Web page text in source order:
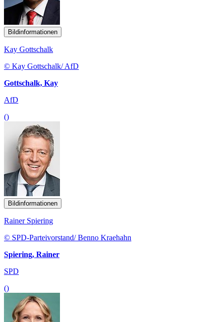
Bildinformationen
Kay Gottschalk
© Kay Gottschalk/ AfD
Gottschalk, Kay
AfD
()
Bildinformationen
Rainer Spiering
© SPD-Parteivorstand/ Benno Kraehahn
Spiering, Rainer
SPD
()